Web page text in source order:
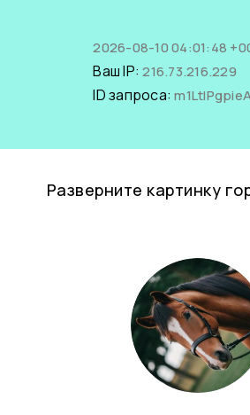
2026-08-10 04:01:48
Ваш IP:216.73.216.229
ID запроса:
Разверните картинку